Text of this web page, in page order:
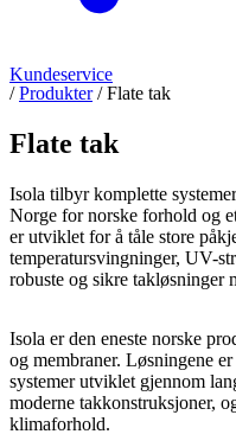
Kundeservice
/ Produkter / Flate tak
Flate tak
Isola tilbyr komplette
Norge for norske forhold og
er utviklet for å tåle store
temperatursvingninger, UV-
robuste og sikre takløsninger
Isola er den eneste norske
og membraner. Løsningene
systemer utviklet gjennom
moderne takkonstruksjoner,
klimaforhold.